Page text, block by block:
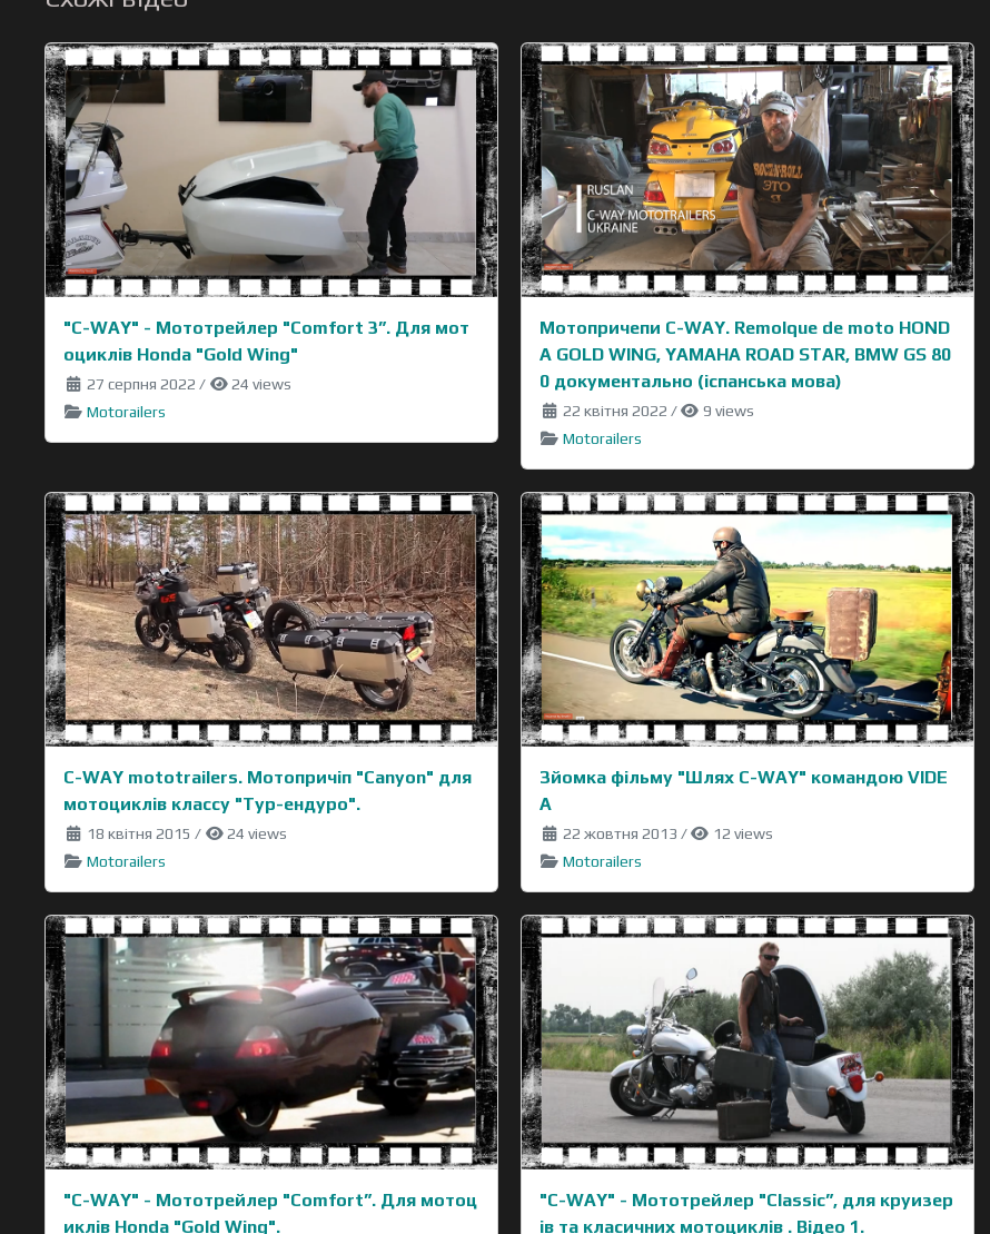
"C-WAY" - Moтотрейлер "Comfort 3”. Для мот
оциклів Honda "Gold Wing"
27 серпня 2022 /
24 views
Motorailers
Мотопричепи C-WAY. Remolque de moto HOND
A GOLD WING, YAMAHA ROAD STAR, BMW GS 80
0 документально (іспанська мова)
22 квітня 2022 /
9 views
Motorailers
C-WAY mototrailers. Мотопричіп "Canyon" для
мотоциклів классу "Тур-ендуро".
18 квітня 2015 /
24 views
Motorailers
Зйомка фільму "Шлях C-WAY" командою VIDE
A
22 жовтня 2013 /
12 views
Motorailers
"C-WAY" - Moтотрейлер "Comfort”. Для мотоц
иклів Honda "Gold Wing".
"C-WAY" - Moтотрейлер "Classic”, для круизер
ів та класичних мотоциклів . Відео 1.